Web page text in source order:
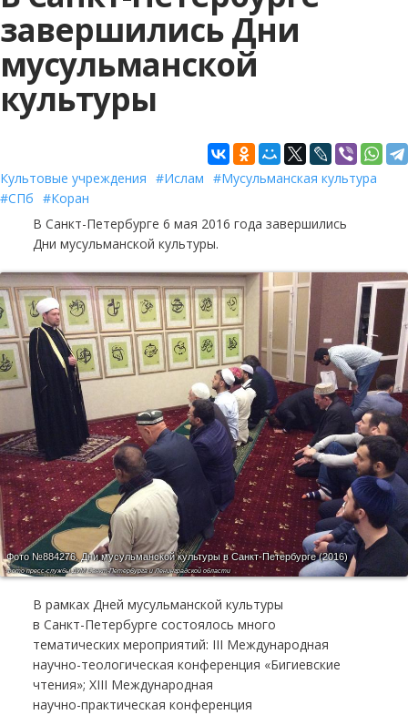
завершились Дни
мусульманской
культуры
Культовые учреждения Ислам
Мусульманская культура
СПб
Коран
В Санкт-Петербурге 6 мая 2016 года завершились
Дни мусульманской культуры.
Фото №884276.Дни мусульманской культуры в Санкт-Петербурге (2016)
Фото пресс-службы ДУМ Санкт-Петербурга и Ленинградской области
В рамках Дней мусульманской культуры
в Санкт-Петербурге состоялось много
тематических мероприятий: III Международная
научно-теологическая конференция «Бигиевские
чтения»; XIII Международная
научно-практическая конференция